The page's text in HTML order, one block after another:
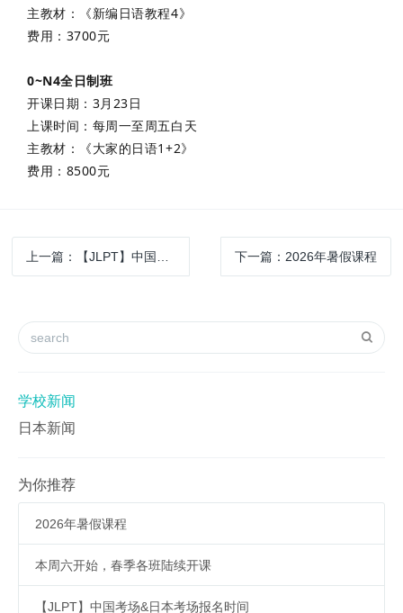
主教材：《新编日语教程4》
费用：3700元
0~N4全日制班
开课日期：3月23日
上课时间：每周一至周五白天
主教材：《大家的日语1+2》
费用：8500元
下一篇：2026年暑假课程
学校新闻
日本新闻
为你推荐
2026年暑假课程
本周六开始，春季各班陆续开课
【JLPT】中国考场&日本考场报名时间